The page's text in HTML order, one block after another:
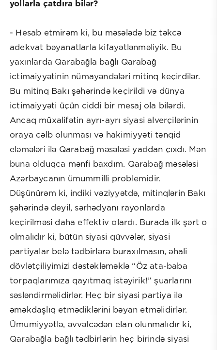
yollarla çatdıra bilər?
- Hesab etmirəm ki, bu məsələdə biz təkcə
adekvat bəyanatlarla kifayətlənməliyik. Bu
yaxınlarda Qarabağla bağlı Qarabağ
ictimaiyyətinin nümayəndələri mitinq keçirdilər.
Bu mitinq Bakı şəhərində keçirildi və dünya
ictimaiyyəti üçün ciddi bir mesaj ola bilərdi.
Ancaq müxalifətin ayrı-ayrı siyasi alverçilərinin
oraya cəlb olunması və hakimiyyəti tənqid
eləmələri ilə Qarabağ məsələsi yaddan çıxdı. Mən
buna olduqca mənfi baxdım. Qarabağ məsələsi
Azərbaycanın ümummilli problemidir.
Düşünürəm ki, indiki vəziyyətdə, mitinqlərin Bakı
şəhərində deyil, sərhədyanı rayonlarda
keçirilməsi daha effektiv olardı. Burada ilk şərt o
olmalıdır ki, bütün siyasi qüvvələr, siyasi
partiyalar belə tədbirlərə buraxılmasın, əhali
dövlətçiliyimizi dəstəkləməklə “Öz ata-baba
torpaqlarımıza qayıtmaq istəyirik!” şuarlarını
səsləndirməlidirlər. Heç bir siyasi partiya ilə
əməkdaşlıq etmədiklərini bəyan etməlidirlər.
Ümumiyyətlə, əvvəlcədən elan olunmalıdır ki,
Qarabağla bağlı tədbirlərin heç birində siyasi